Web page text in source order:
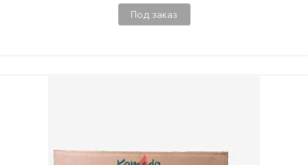
Под заказ